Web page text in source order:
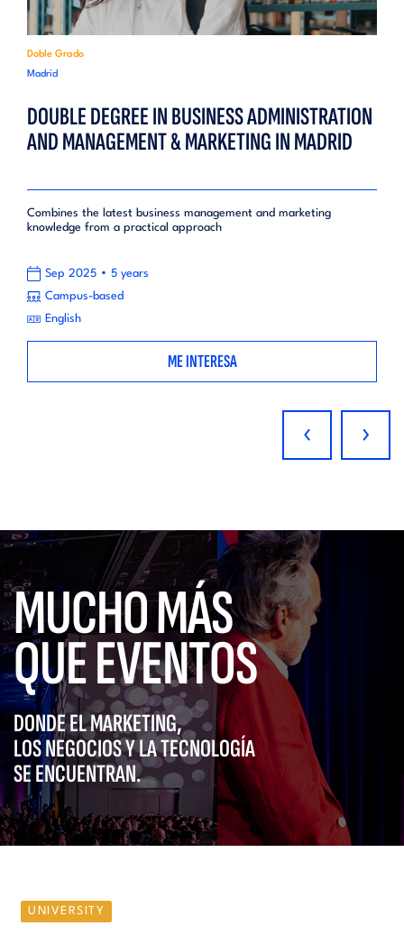
Doble Grado
Madrid
DOUBLE DEGREE IN BUSINESS ADMINISTRATION
AND MANAGEMENT & MARKETING IN MADRID
Combines the latest business management and marketing
knowledge from a practical approach
Sep 2025 • 5 years
Campus-based
English
ME INTERESA
‹ ›
MUCHO MÁS
QUE EVENTOS
DONDE EL MARKETING,
LOS NEGOCIOS Y LA TECNOLOGÍA
SE ENCUENTRAN.
UNIVERSITY